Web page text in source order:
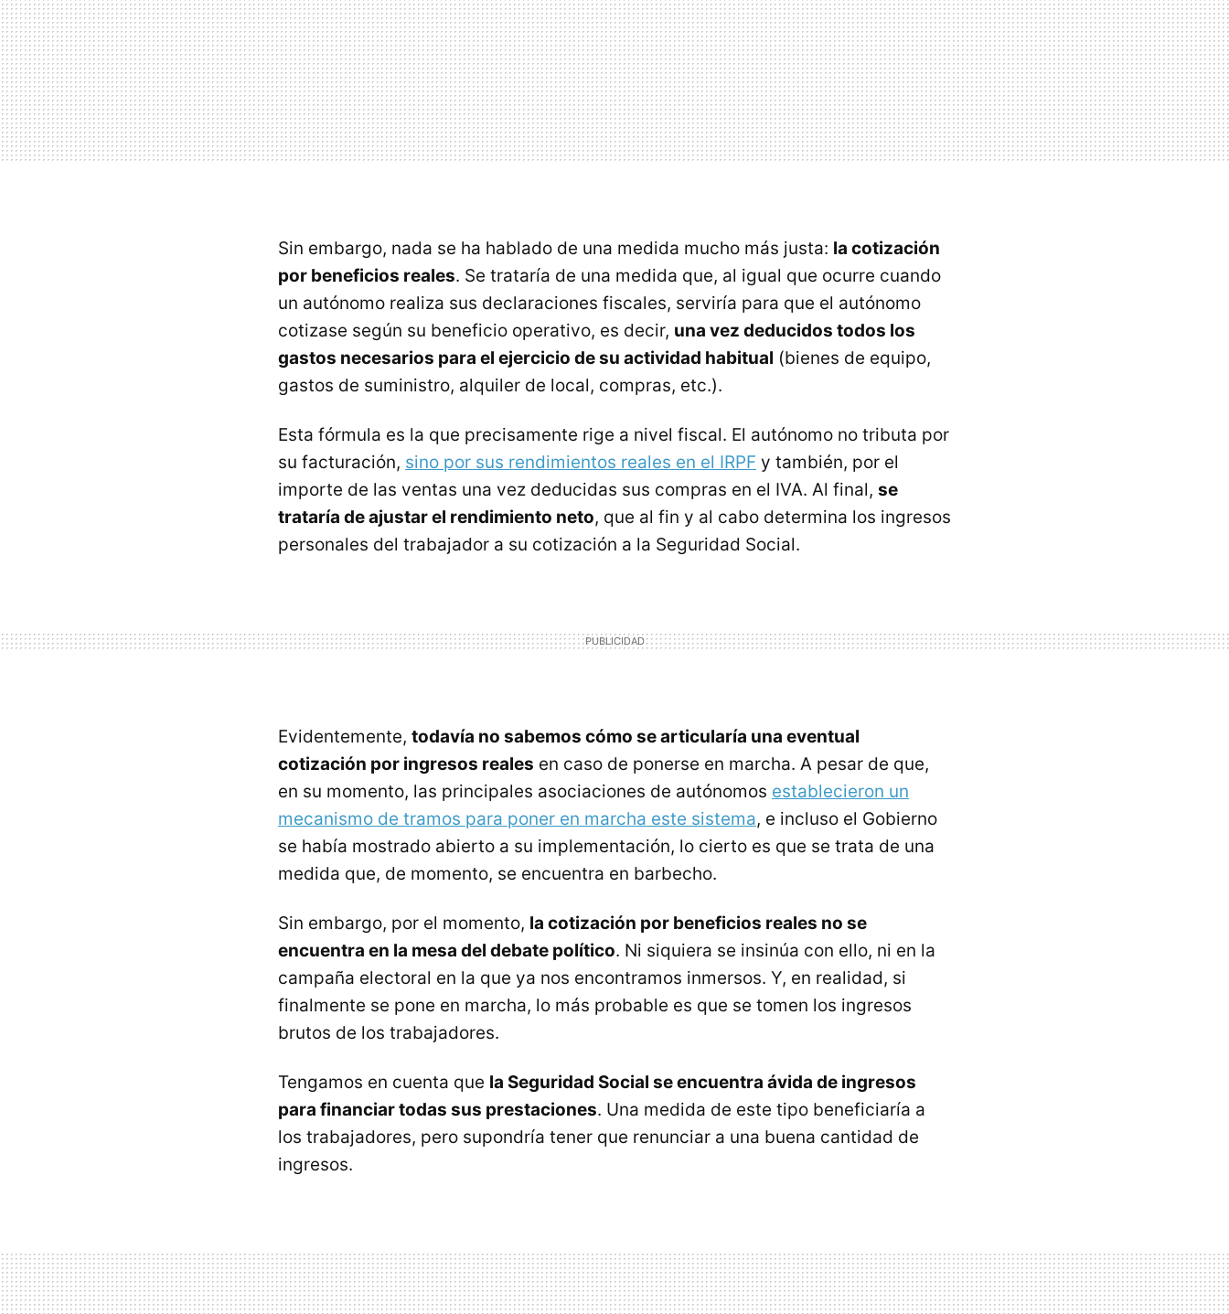
Sin embargo, nada se ha hablado de una medida mucho más justa: la cotización
por beneficios reales. Se trataría de una medida que, al igual que ocurre cuando
un autónomo realiza sus declaraciones fiscales, serviría para que el autónomo
cotizase según su beneficio operativo, es decir, una vez deducidos todos los
gastos necesarios para el ejercicio de su actividad habitual (bienes de equipo,
gastos de suministro, alquiler de local, compras, etc.).
Esta fórmula es la que precisamente rige a nivel fiscal. El autónomo no tributa por
su facturación, sino por sus rendimientos reales en el IRPF y también, por el
importe de las ventas una vez deducidas sus compras en el IVA. Al final, se
trataría de ajustar el rendimiento neto, que al fin y al cabo determina los ingresos
personales del trabajador a su cotización a la Seguridad Social.
Evidentemente, todavía no sabemos cómo se articularía una eventual
cotización por ingresos reales en caso de ponerse en marcha. A pesar de que,
en su momento, las principales asociaciones de autónomos establecieron un
mecanismo de tramos para poner en marcha este sistema, e incluso el Gobierno
se había mostrado abierto a su implementación, lo cierto es que se trata de una
medida que, de momento, se encuentra en barbecho.
Sin embargo, por el momento, la cotización por beneficios reales no se
encuentra en la mesa del debate político. Ni siquiera se insinúa con ello, ni en la
campaña electoral en la que ya nos encontramos inmersos. Y, en realidad, si
finalmente se pone en marcha, lo más probable es que se tomen los ingresos
brutos de los trabajadores.
Tengamos en cuenta que la Seguridad Social se encuentra ávida de ingresos
para financiar todas sus prestaciones. Una medida de este tipo beneficiaría a
los trabajadores, pero supondría tener que renunciar a una buena cantidad de
ingresos.